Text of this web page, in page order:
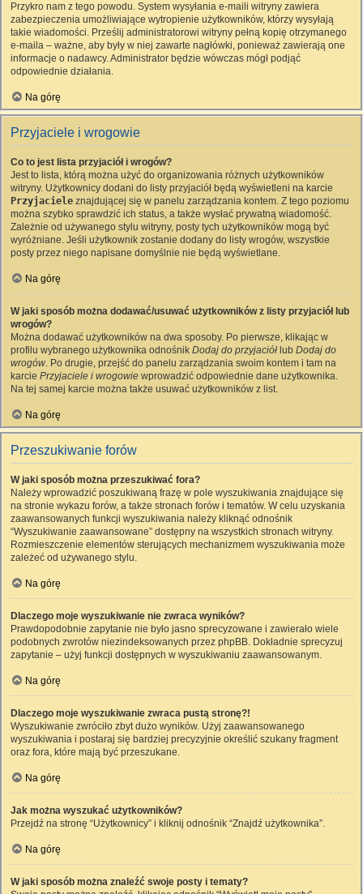
Przykro nam z tego powodu. System wysyłania e-maili witryny zawiera
zabezpieczenia umożliwiające wytropienie użytkowników, którzy wysyłają
takie wiadomości. Prześlij administratorowi witryny pełną kopię otrzymanego
e-maila – ważne, aby były w niej zawarte nagłówki, ponieważ zawierają one
informacje o nadawcy. Administrator będzie wówczas mógł podjąć
odpowiednie działania.
Na górę
Przyjaciele i wrogowie
Co to jest lista przyjaciół i wrogów?
Jest to lista, którą można użyć do organizowania różnych użytkowników
witryny. Użytkownicy dodani do listy przyjaciół będą wyświetleni na karcie
Przyjaciele znajdującej się w panelu zarządzania kontem. Z tego poziomu
można szybko sprawdzić ich status, a także wysłać prywatną wiadomość.
Zależnie od używanego stylu witryny, posty tych użytkowników mogą być
wyróżniane. Jeśli użytkownik zostanie dodany do listy wrogów, wszystkie
posty przez niego napisane domyślnie nie będą wyświetlane.
Na górę
W jaki sposób można dodawać/usuwać użytkowników z listy przyjaciół lub
wrogów?
Można dodawać użytkowników na dwa sposoby. Po pierwsze, klikając w
profilu wybranego użytkownika odnośnik Dodaj do przyjaciół lub Dodaj do
wrogów. Po drugie, przejść do panelu zarządzania swoim kontem i tam na
karcie Przyjaciele i wrogowie wprowadzić odpowiednie dane użytkownika.
Na tej samej karcie można także usuwać użytkowników z list.
Na górę
Przeszukiwanie forów
W jaki sposób można przeszukiwać fora?
Należy wprowadzić poszukiwaną frazę w pole wyszukiwania znajdujące się
na stronie wykazu forów, a także stronach forów i tematów. W celu uzyskania
zaawansowanych funkcji wyszukiwania należy kliknąć odnośnik
“Wyszukiwanie zaawansowane” dostępny na wszystkich stronach witryny.
Rozmieszczenie elementów sterujących mechanizmem wyszukiwania może
zależeć od używanego stylu.
Na górę
Dlaczego moje wyszukiwanie nie zwraca wyników?
Prawdopodobnie zapytanie nie było jasno sprecyzowane i zawierało wiele
podobnych zwrotów niezindeksowanych przez phpBB. Dokładnie sprecyzuj
zapytanie – użyj funkcji dostępnych w wyszukiwaniu zaawansowanym.
Na górę
Dlaczego moje wyszukiwanie zwraca pustą stronę?!
Wyszukiwanie zwróciło zbyt dużo wyników. Użyj zaawansowanego
wyszukiwania i postaraj się bardziej precyzyjnie określić szukany fragment
oraz fora, które mają być przeszukane.
Na górę
Jak można wyszukać użytkowników?
Przejdź na stronę “Użytkownicy” i kliknij odnośnik “Znajdź użytkownika”.
Na górę
W jaki sposób można znaleźć swoje posty i tematy?